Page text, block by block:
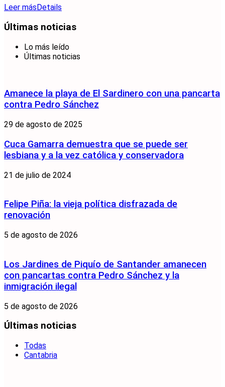
Leer más Details
Últimas noticias
Lo más leído
Últimas noticias
Amanece la playa de El Sardinero con una pancarta
contra Pedro Sánchez
29 de agosto de 2025
Cuca Gamarra demuestra que se puede ser
lesbiana y a la vez católica y conservadora
21 de julio de 2024
Felipe Piña: la vieja política disfrazada de
renovación
5 de agosto de 2026
Los Jardines de Piquío de Santander amanecen
con pancartas contra Pedro Sánchez y la
inmigración ilegal
5 de agosto de 2026
Últimas noticias
Todas
Cantabria